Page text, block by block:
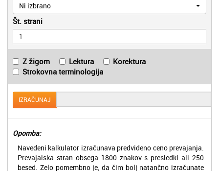
Ni izbrano
Št. strani
Z žigom Lektura
Korektura
Strokovna terminologija
IZRAČUNAJ
Opomba:
Navedeni kalkulator izračunava predvideno ceno prevajanja.
Prevajalska stran obsega 1800 znakov s presledki ali 250
besed. Zelo pomembno je, da čim bolj natančno izračunate